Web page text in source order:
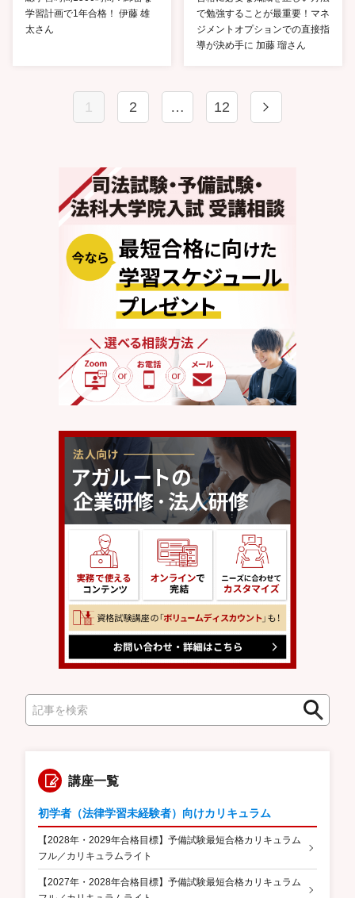
学習計画で1年合格！ 伊藤 雄
太さん
で勉強することが最重要！マネ
ジメントオプションでの直接指
導が決め手に 加藤 瑠さん
1 2 … 12
索
検
講座一覧
初学者（法律学習未経験者）向けカリキュラム
【2028年・2029年合格目標】予備試験最短合格カリキュラム
フル／カリキュラムライト
【2027年・2028年合格目標】予備試験最短合格カリキュラム